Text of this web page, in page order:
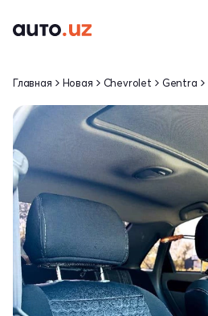
Главная Новая Chevrolet Gentra